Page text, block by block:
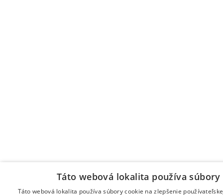
Táto webová lokalita používa súbory
Táto webová lokalita používa súbory cookie na zlepšenie